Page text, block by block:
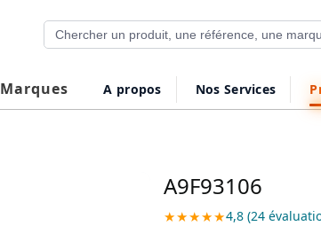
Recherche de produits
Marques
A propos Nos Services
A9F93106
★★★★★4,8 (24